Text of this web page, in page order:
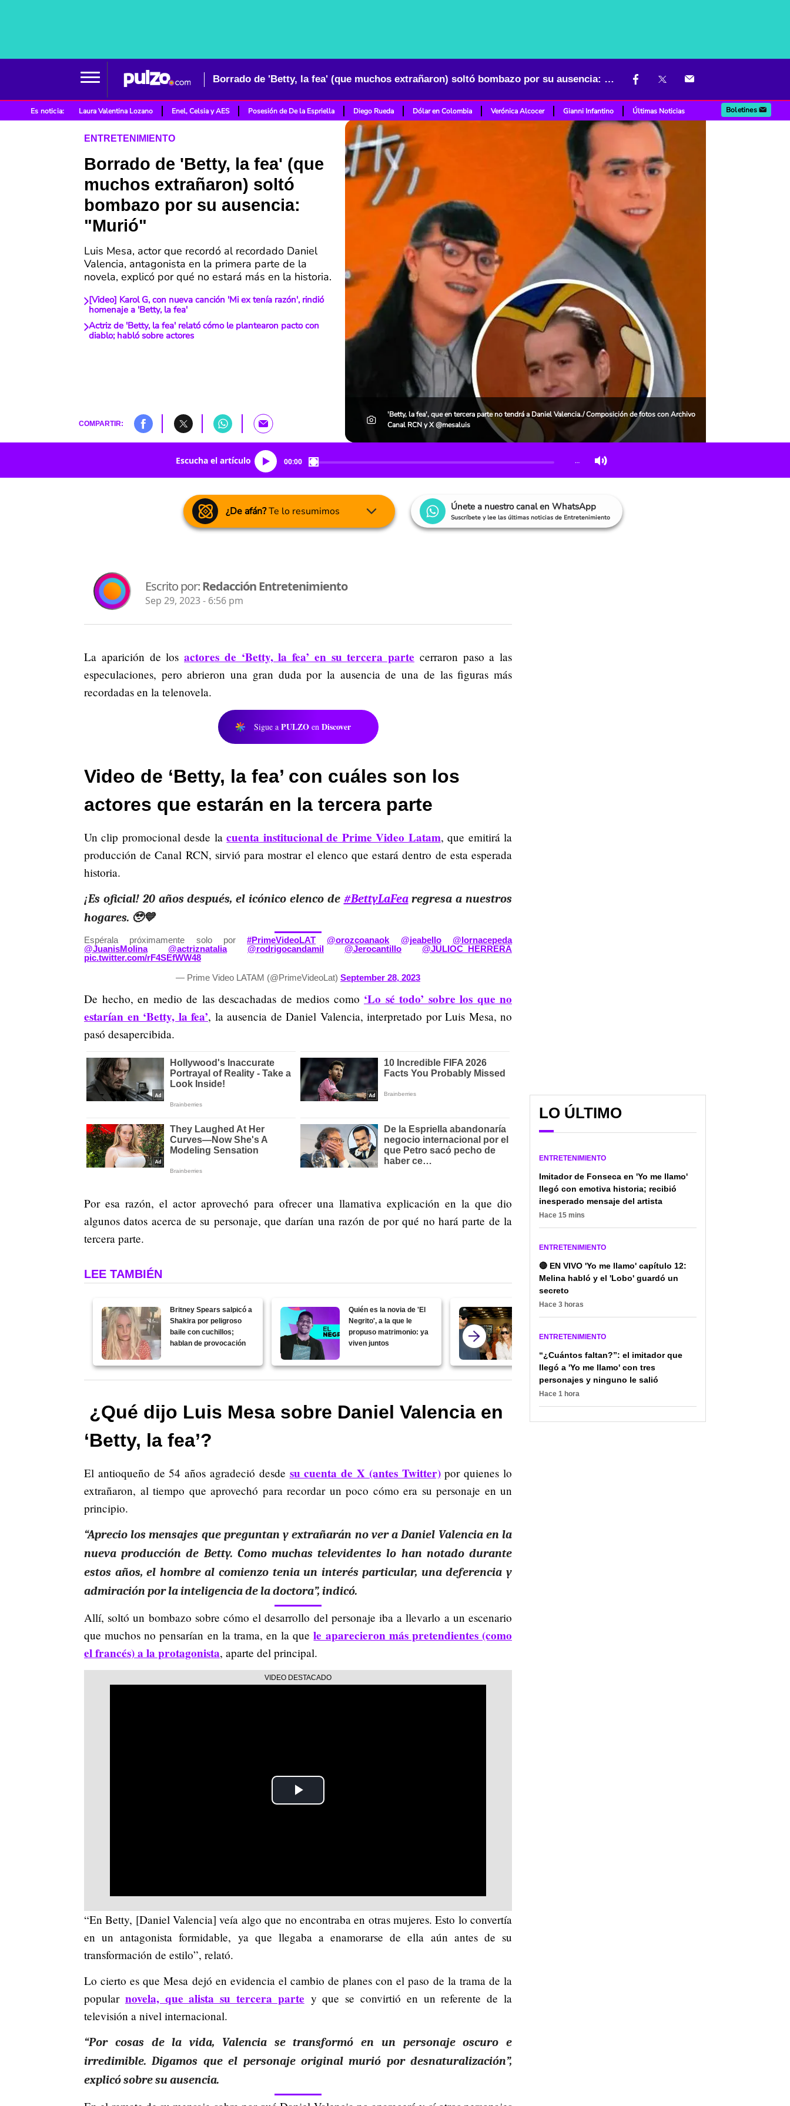
Borrado de 'Betty, la fea' (que muchos extrañaron) soltó bombazo por su ausencia: "Murió"
Es noticia: Laura Valentina Lozano Enel, Celsia y AES Posesión de De la Espriella Diego Rueda Dólar en Colombia Verónica Alcocer Gianni Infantino Últimas Noticias Boletines
ENTRETENIMIENTO
Borrado de 'Betty, la fea' (que
muchos extrañaron) soltó
bombazo por su ausencia:
"Murió"
Luis Mesa, actor que recordó al recordado Daniel
Valencia, antagonista en la primera parte de la
novela, explicó por qué no estará más en la historia.
[Video] Karol G, con nueva canción 'Mi ex tenía razón', rindió
homenaje a 'Betty, la fea'
Actriz de 'Betty, la fea' relató cómo le plantearon pacto con
diablo; habló sobre actores
COMPARTIR:
'Betty, la fea', que en tercera parte no tendrá a Daniel Valencia./ Composición de fotos con Archivo
Canal RCN y X @mesaluis
Escucha el artículo 00:00 …
¿De afán?Te lo resumimos Únete a nuestro canal en WhatsApp
Suscríbete y lee las últimas noticias de Entretenimiento
Escrito por:Redacción Entretenimiento
Sep 29, 2023 - 6:56 pm
La aparición de los actores de ‘Betty, la fea’ en su tercera parte cerraron paso a las
especulaciones, pero abrieron una gran duda por la ausencia de una de las figuras más
recordadas en la telenovela.
Sigue a PULZO en Discover
Video de ‘Betty, la fea’ con cuáles son los
actores que estarán en la tercera parte
Un clip promocional desde lacuenta institucional de Prime Video Latam, que emitirá la
producción de Canal RCN, sirvió para mostrar el elenco que estará dentro de esta esperada
historia.
¡Es oficial! 20 años después, el icónico elenco de #BettyLaFearegresa a nuestros
hogares. 🥹💙
Espérala próximamente solo por#PrimeVideoLAT @orozcoanaok @jeabello
@lornacepeda
@JuanisMolina
@actriznatalia @rodrigocandamil @Jerocantillo
@JULIOC_HERRERA
pic.twitter.com/rF4SEfWW48
— Prime Video LATAM (@PrimeVideoLat) September 28, 2023
De hecho, en medio de las descachadas de medios como ‘Lo sé todo’ sobre los que no
estarían en ‘Betty, la fea’, la ausencia de Daniel Valencia, interpretado por Luis Mesa, no
pasó desapercibida.
Por esa razón, el actor aprovechó para ofrecer una llamativa explicación en la que dio
algunos datos acerca de su personaje, que darían una razón de por qué no hará parte de la
tercera parte.
LEE TAMBIÉN
Britney Spears salpicó a
Shakira por peligroso
baile con cuchillos;
hablan de provocación
Quién es la novia de 'El
Negrito', a la que le
propuso matrimonio: ya
viven juntos
[Video] ¿Mala mano de
¿Qué dijo Luis Mesa sobre Daniel Valencia en
‘Betty, la fea’?
El antioqueño de 54 años agradeció desde su cuenta de X (antes Twitter)por quienes lo
extrañaron, al tiempo que aprovechó para recordar un poco cómo era su personaje en un
principio.
“Aprecio los mensajes que preguntan y extrañarán no ver a Daniel Valencia en la
nueva producción de Betty. Como muchas televidentes lo han notado durante
estos años, el hombre al comienzo tenia un interés particular, una deferencia y
admiración por la inteligencia de la doctora”, indicó.
Allí, soltó un bombazo sobre cómo el desarrollo del personaje iba a llevarlo a un escenario
que muchos no pensarían en la trama, en la quele aparecieron más pretendientes (como
el francés) a la protagonista, aparte del principal.
Play
“En Betty, [Daniel Valencia] veía algo que no encontraba en otras mujeres. Esto lo convertía
en un antagonista formidable, ya que llegaba a enamorarse de ella aún antes de su
transformación de estilo”, relató.
Lo cierto es que Mesa dejó en evidencia el cambio de planes con el paso de la trama de la
popular novela, que alista su tercera parte y que se convirtió en un referente de la
televisión a nivel internacional.
“Por cosas de la vida, Valencia se transformó en un personaje oscuro e
irredimible. Digamos que el personaje original murió por desnaturalización”,
explicó sobre su ausencia.
LO ÚLTIMO
ENTRETENIMIENTO
Imitador de Fonseca en 'Yo me llamo'
llegó con emotiva historia; recibió
inesperado mensaje del artista
Hace 15 mins
ENTRETENIMIENTO
🔴 EN VIVO 'Yo me llamo' capítulo 12:
Melina habló y el 'Lobo' guardó un
secreto
Hace 3 horas
ENTRETENIMIENTO
“¿Cuántos faltan?”: el imitador que
llegó a 'Yo me llamo' con tres
personajes y ninguno le salió
Hace 1 hora